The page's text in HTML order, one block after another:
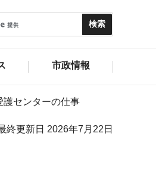
市政情報
護センターの仕事
終更新日 2026年7月22日